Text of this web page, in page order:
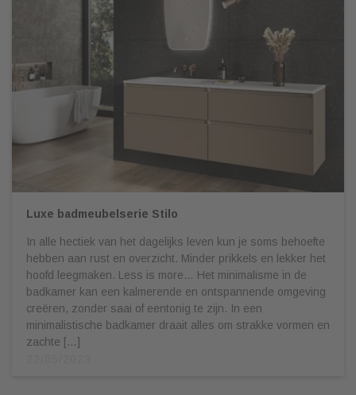
Luxe badmeubelserie Stilo
In alle hectiek van het dagelijks leven kun je soms behoefte
hebben aan rust en overzicht. Minder prikkels en lekker het
hoofd leegmaken. Less is more… Het minimalisme in de
badkamer kan een kalmerende en ontspannende omgeving
creëren, zonder saai of eentonig te zijn. In een
minimalistische badkamer draait alles om strakke vormen en
zachte […]